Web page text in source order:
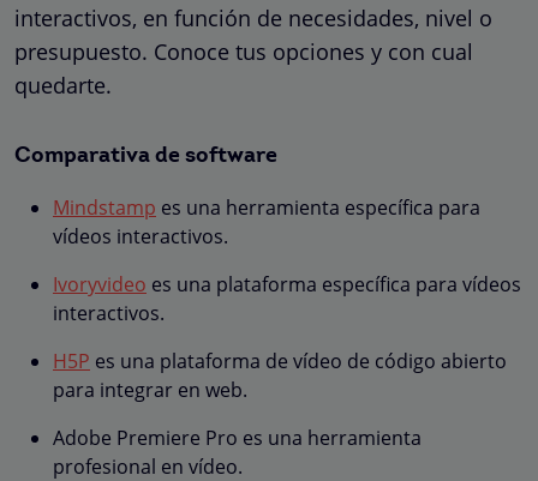
interactivos, en función de necesidades, nivel o
presupuesto. Conoce tus opciones y con cual
quedarte.
Comparativa de software
Mindstamp es una herramienta específica para
vídeos interactivos.
Ivoryvideo es una plataforma específica para vídeos
interactivos.
H5P es una plataforma de vídeo de código abierto
para integrar en web.
Adobe Premiere Pro es una herramienta
profesional en vídeo.